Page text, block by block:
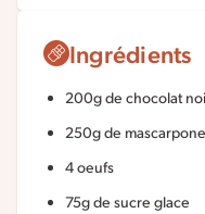
Ingrédients
200g de chocolat
250g de
4 oeufs
75g de sucre glace